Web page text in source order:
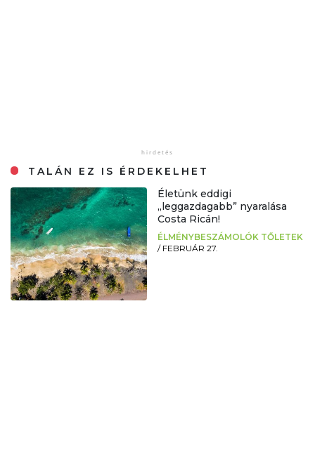
TALÁN EZ IS ÉRDEKELHET
Életünk eddigi
„leggazdagabb” nyaralása
Costa Ricán!
ÉLMÉNYBESZÁMOLÓK TŐLETEK
/ FEBRUÁR 27.